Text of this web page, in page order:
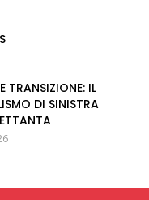
TRANSIZIONE: IL
DI SINISTRA